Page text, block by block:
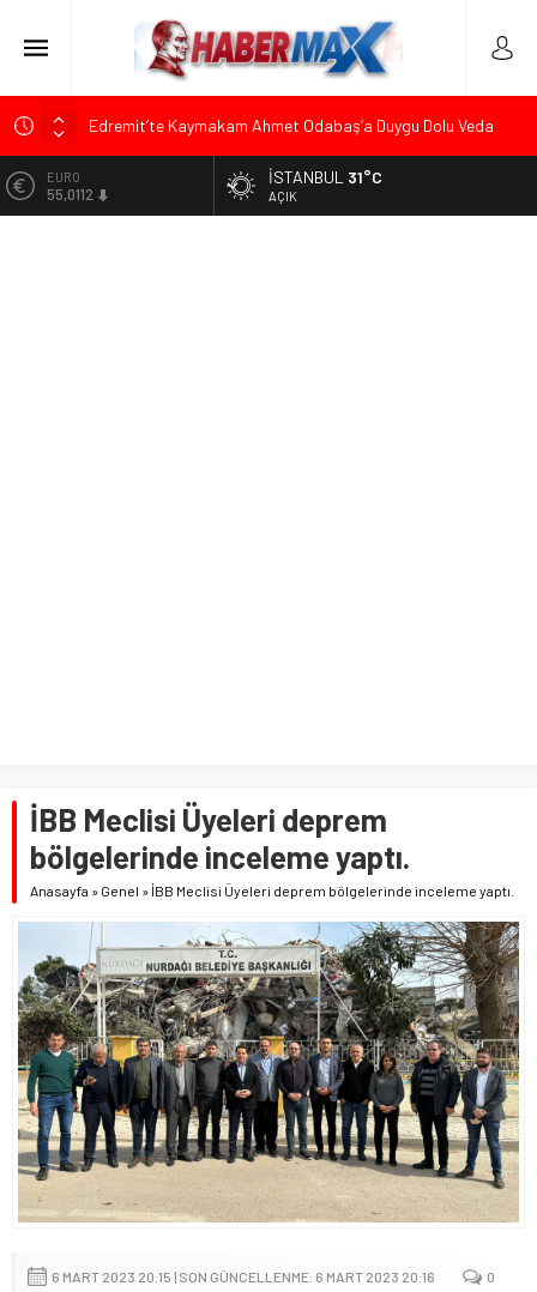
Edremit’te Kaymakam Ahmet Odabaş’a Duygu Dolu Veda
Tarihçi Yusuf Halaçoğlu’ndan TBMM’ye Sunulan Yasa Teklifine
Sert Eleştiri: “Osmanlı’nın Hukuk Anlayışının Gerisine
ALTIN
6.519,97
İSTANBUL 31°C
AÇIK
İBB Meclisi Üyeleri deprem
bölgelerinde inceleme yaptı.
Anasayfa » Genel » İBB Meclisi Üyeleri deprem bölgelerinde inceleme yaptı.
6 MART 2023 20:15 | SON GÜNCELLENME: 6 MART 2023 20:16 0